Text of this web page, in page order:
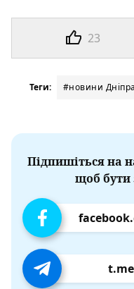
23
Теги: #новини Дніпра
Підпишіться на
щоб бути